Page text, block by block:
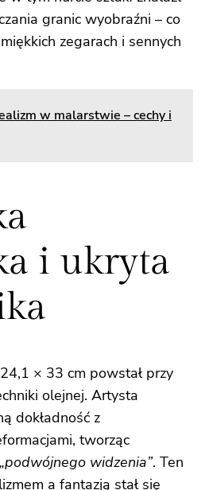
granic wyobraźni – co
zegarach i sennych
w malarstwie – cechy i
i ukryta
× 33 cm powstał przy
olejnej. Artysta
dokładność z
tworząc
„podwójnego widzenia”. Ten
a fantazją stał się